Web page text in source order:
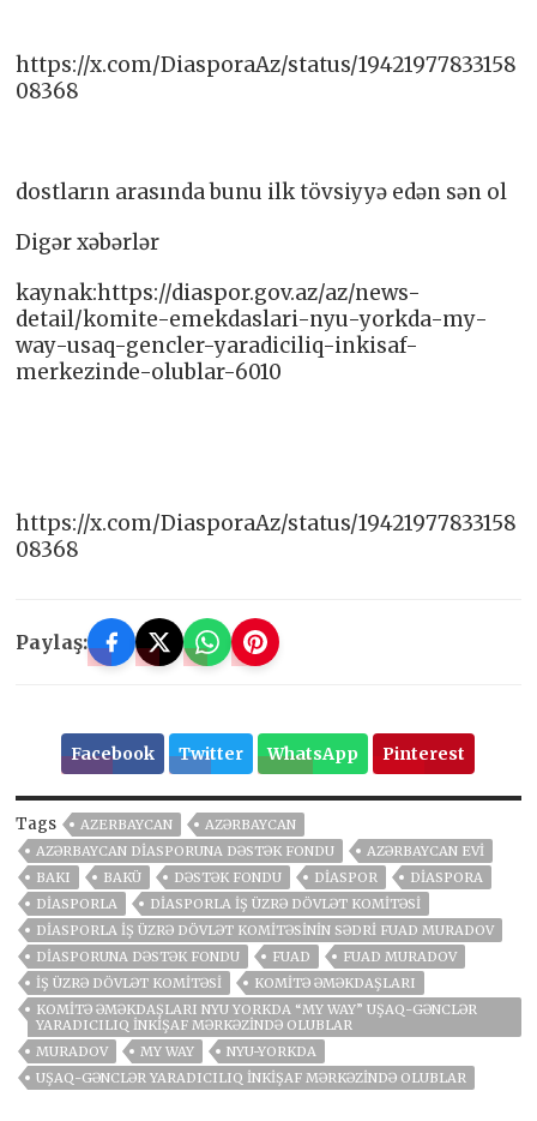
https://x.com/DiasporaAz/status/19421977833158
08368
dostların arasında bunu ilk tövsiyyə edən sən ol
Digər xəbərlər
kaynak:https://diaspor.gov.az/az/news-
detail/komite-emekdaslari-nyu-yorkda-my-
way-usaq-gencler-yaradiciliq-inkisaf-
merkezinde-olublar-6010
https://x.com/DiasporaAz/status/19421977833158
08368
Paylaş:
Facebook Twitter WhatsApp Pinterest
Tags AZERBAYCAN
AZƏRBAYCAN
AZƏRBAYCAN DIASPORUNA DƏSTƏK FONDU
AZƏRBAYCAN EVI
BAKI
BAKÜ DƏSTƏK FONDU DIASPOR
DIASPORA
DIASPORLA
DIASPORLA İŞ ÜZRƏ DÖVLƏT KOMITƏSI
DIASPORLA İŞ ÜZRƏ DÖVLƏT KOMITƏSININ SƏDRI FUAD MURADOV
DIASPORUNA DƏSTƏK FONDU
FUAD
FUAD MURADOV
İŞ ÜZRƏ DÖVLƏT KOMITƏSI
KOMITƏ ƏMƏKDAŞLARI
KOMITƏ ƏMƏKDAŞLARI NYU YORKDA “MY WAY” UŞAQ-GƏNCLƏR
YARADICILIQ İNKIŞAF MƏRKƏZINDƏ OLUBLAR
MURADOV
MY WAY
NYU-YORKDA
UŞAQ-GƏNCLƏR YARADICILIQ İNKIŞAF MƏRKƏZINDƏ OLUBLAR